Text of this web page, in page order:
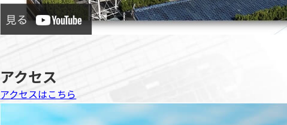
アクセス
アクセスはこちら